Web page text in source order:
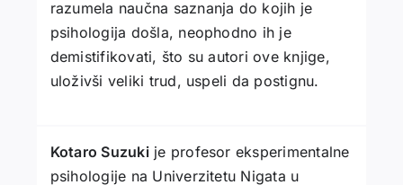
razumela naučna saznanja do kojih je
psihologija došla, neophodno ih je
demistifikovati, što su autori ove knjige,
uloživši veliki trud, uspeli da postignu.
Kotaro Suzukije profesor eksperimentalne
psihologije na Univerzitetu Nigata u